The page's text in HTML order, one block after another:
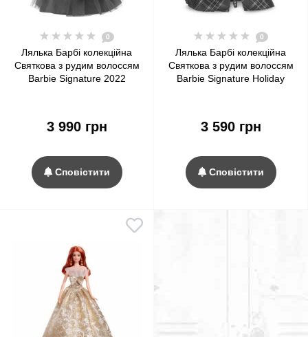
0
Лялька Барбі колекційна
Святкова з рудим волоссям
Barbie Signature 2022
3 990 грн
Сповістити
0
Лялька Барбі колекційна
Святкова з рудим волоссям
Barbie Signature Holiday
3 590 грн
Сповістити